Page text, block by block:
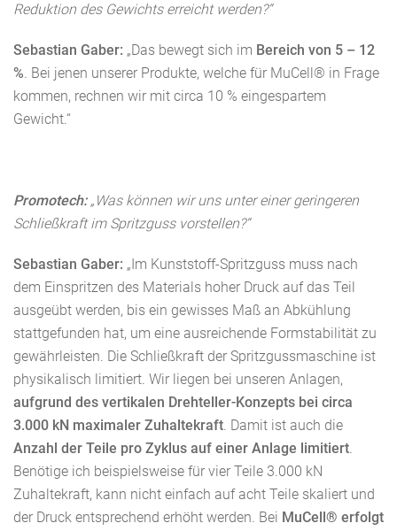
Reduktion des Gewichts erreicht werden?“
Sebastian Gaber: „Das bewegt sich im Bereich von 5 – 12
%. Bei jenen unserer Produkte, welche für MuCell® in Frage
kommen, rechnen wir mit circa 10 % eingespartem
Gewicht.“
Promotech:„Was können wir uns unter einer geringeren
Schließkraft im Spritzguss vorstellen?“
Sebastian Gaber: „Im Kunststoff-Spritzguss muss nach
dem Einspritzen des Materials hoher Druck auf das Teil
ausgeübt werden, bis ein gewisses Maß an Abkühlung
stattgefunden hat, um eine ausreichende Formstabilität zu
gewährleisten. Die Schließkraft der Spritzgussmaschine ist
physikalisch limitiert. Wir liegen bei unseren Anlagen,
aufgrund des vertikalen Drehteller-Konzepts bei circa
3.000 kN maximaler Zuhaltekraft. Damit ist auch die
Anzahl der Teile pro Zyklus auf einer Anlage limitiert.
Benötige ich beispielsweise für vier Teile 3.000 kN
Zuhaltekraft, kann nicht einfach auf acht Teile skaliert und
der Druck entsprechend erhöht werden. Bei MuCell® erfolgt